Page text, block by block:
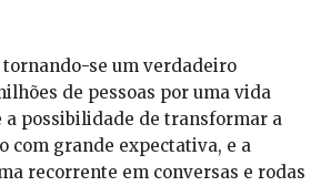
tornando-se um verdadeiro
de pessoas por uma vida
a possibilidade de transformar a
com grande expectativa, e a
recorrente em conversas e rodas